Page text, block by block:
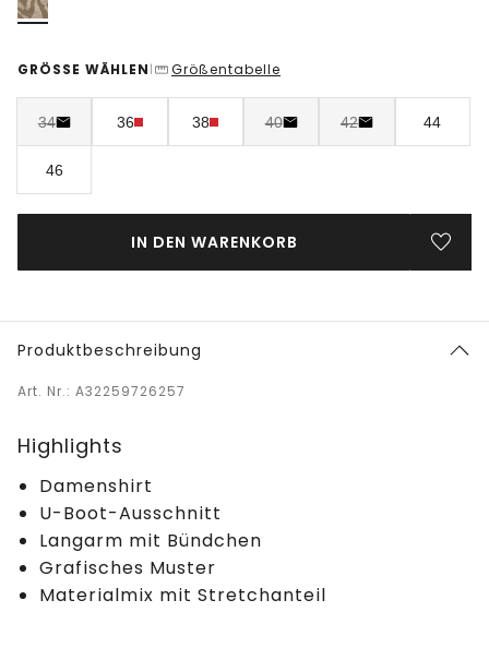
GRÖSSE WÄHLEN | Größentabelle
34 36 38 40 42 44
46
IN DEN WARENKORB
Produktbeschreibung
Art. Nr.: A32259726257
Highlights
Damenshirt
U-Boot-Ausschnitt
Langarm mit Bündchen
Grafisches Muster
Materialmix mit Stretchanteil